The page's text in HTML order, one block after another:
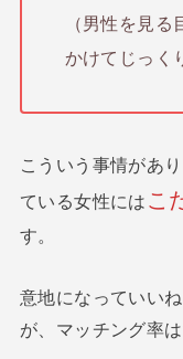
（男性を見
かけてじっく
こういう事情があ
ている女性には こ
す。
意地になっていい
が、マッチング率